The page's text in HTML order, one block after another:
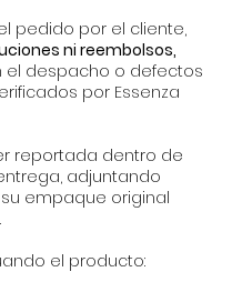
pedido por el cliente,
ni reembolsos,
el despacho o defectos
por Essenza
reportada dentro de
adjuntando
empaque original
el producto: